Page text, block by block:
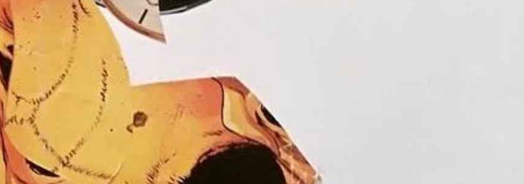
La Historia y Arqueología son ciencias que me fascinan hasta hoy,
y dudo que me puedan aburrir. Con el collage busco poder
transmitir un lenguaje visual —mediante la forma de los cortes, la
textura y el color— y rescatar la importancia de ciertos
acontecimientos históricos o aportes culturales, dejado por
antiguas e importantes culturas y civilizaciones.
Últimamente he pasado de hacer collages recargados a muestras
más simples —para nada pomposo—.